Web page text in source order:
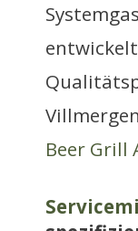
Beer Grill